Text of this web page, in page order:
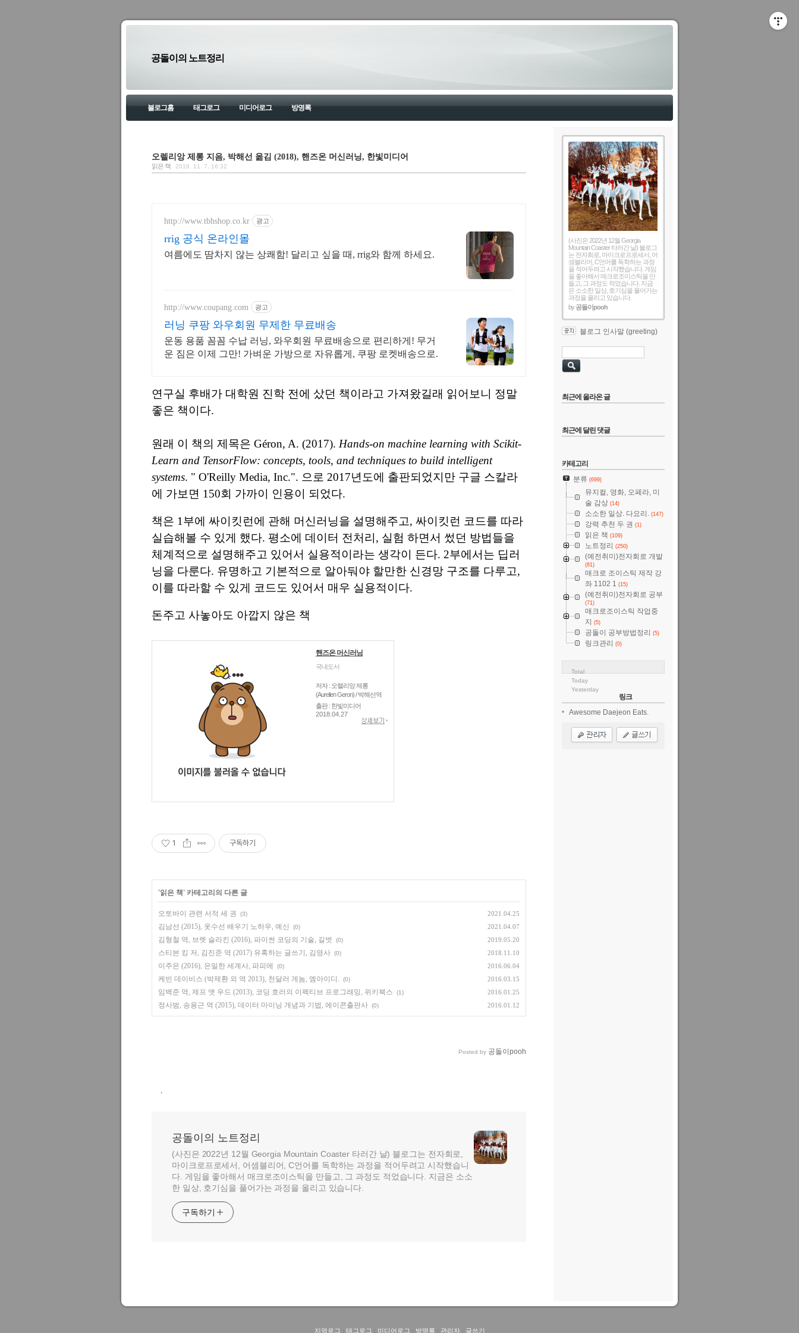
공돌이의 노트정리
블로그홈 태그로그 미디어로그 방명록
오렐리앙 제롱 지음, 박해선 옮김 (2018), 핸즈온 머신러닝, 한빛미디어
읽은 책 2018. 11. 7. 16:32
http://www.tbhshop.co.kr 광고
rrig 공식 온라인몰
여름에도 땀차지 않는 상쾌함! 달리고 싶을 때, rrig와 함께 하세요.
http://www.coupang.com 광고
러닝 쿠팡 와우회원 무제한 무료배송
운동 용품 꼼꼼 수납 러닝, 와우회원 무료배송으로 편리하게! 무거
운 짐은 이제 그만! 가벼운 가방으로 자유롭게, 쿠팡 로켓배송으로.
연구실 후배가 대학원 진학 전에 샀던 책이라고 가져왔길래 읽어보니 정말
좋은 책이다.
원래 이 책의 제목은 Géron, A. (2017). Hands-on machine learning with Scikit-
Learn and TensorFlow: concepts, tools, and techniques to build intelligent
systems. " O'Reilly Media, Inc.". 으로 2017년도에 출판되었지만 구글 스칼라
에 가보면 150회 가까이 인용이 되었다.
책은 1부에 싸이킷런에 관해 머신러닝을 설명해주고, 싸이킷런 코드를 따라
실습해볼 수 있게 했다. 평소에 데이터 전처리, 실험 하면서 썼던 방법들을
체계적으로 설명해주고 있어서 실용적이라는 생각이 든다. 2부에서는 딥러
닝을 다룬다. 유명하고 기본적으로 알아둬야 할만한 신경망 구조를 다루고,
이를 따라할 수 있게 코드도 있어서 매우 실용적이다.
돈주고 사놓아도 아깝지 않은 책
핸즈온 머신러닝
국내도서
저자 : 오렐리앙 제롱
(Aurelien Geron) / 박해선역
출판 : 한빛미디어
2018.04.27
1 구독하기
'읽은 책 ' 카테고리의 다른 글
오토바이 관련 서적 세 권 (3) 2021.04.25
김남선 (2015), 옷수선 배우기 노하우, 예신 (0) 2021.04.07
김형철 역, 브렛 슬라킨 (2016), 파이썬 코딩의 기술, 길벗 (0) 2019.05.20
스티븐 킹 저, 김진준 역 (2017) 유혹하는 글쓰기, 김영사 (0) 2018.11.10
이주은 (2016), 은밀한 세계사, 파피에 (0) 2016.06.04
케빈 데이비스 (박제환 외 역 2013), 천달러 게놈, 엠아이디. (0) 2016.03.15
임백준 역, 제프 앳 우드 (2013), 코딩 호러의 이펙티브 프로그래밍, 위키북스 (1) 2016.01.25
정사범, 송용근 역 (2015), 데이터 마이닝 개념과 기법, 에이콘출판사 (0) 2016.01.12
Posted by 공돌이pooh
,
공돌이의 노트정리
(사진은 2022년 12월 Georgia Mountain Coaster 타러간 날) 블로그는 전자회로,
마이크로프로세서, 어셈블리어, C언어를 독학하는 과정을 적어두려고 시작했습니
다. 게임을 좋아해서 매크로조이스틱을 만들고, 그 과정도 적었습니다. 지금은 소소
한 일상, 호기심을 풀어가는 과정을 올리고 있습니다.
구독하기
(사진은 2022년 12월 Georgia
Mountain Coaster 타러간 날) 블로그
는 전자회로, 마이크로프로세서, 어
셈블리어, C언어를 독학하는 과정
을 적어두려고 시작했습니다. 게임
을 좋아해서 매크로조이스틱을 만
들고, 그 과정도 적었습니다. 지금
은 소소한 일상, 호기심을 풀어가는
과정을 올리고 있습니다.
by공돌이pooh
블로그 인사말 (greeting)
최근에 올라온 글
최근에 달린 댓글
카테고리
분류 (699)
뮤지컬, 영화, 오페라, 미
술 감상 (14)
소소한 일상. 다요리. (147)
강력 추천 두 권 (1)
읽은 책 (109)
노트정리 (250)
(예전취미)전자회로 개발
(81)
매크로 조이스틱 제작 강
좌 1102 1 (15)
(예전취미)전자회로 공부
(71)
매크로조이스틱 작업중
지
(5)
공돌이 공부방법정리 (5)
링크관리 (0)
Total
Today
Yesterday
링크
Awesome Daejeon Eats.
지역로그 : 태그로그 : 미디어로그 : 방명록 : 관리자: 글쓰기